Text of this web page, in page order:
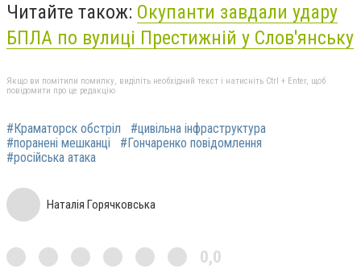
Читайте також: Окупанти завдали удару
БПЛА по вулиці Престижній у Слов'янську
Якщо ви помітили помилку, виділіть необхідний текст і натисніть Ctrl + Enter, щоб
повідомити про це редакцію
#Краматорск обстріл
#цивільна інфраструктура
#поранені мешканці
#Гончаренко повідомлення
#російська атака
Наталія Горячковська
0,0